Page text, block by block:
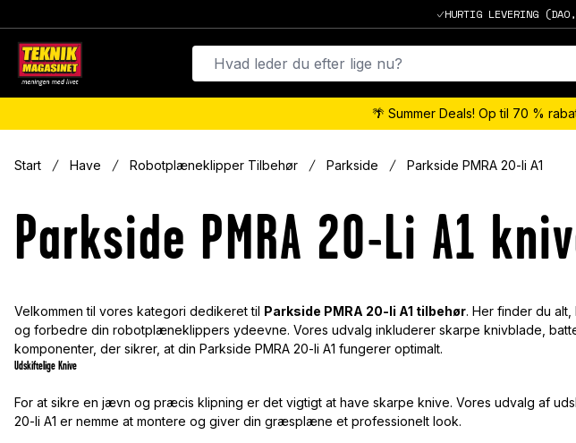
HURTIG LEVERING
🌴 Summer Deals! Op til 70 %
Start Have Robotplæneklipper Tilbehør Parkside Parkside PMRA 20-li A1
Parkside PMRA 20-Li A1
Velkommen til vores kategori dedikeret til Parkside PMRA 20-li A1 tilbehør. Her finder du
og forbedre din robotplæneklippers ydeevne. Vores udvalg inkluderer skarpe knivblade,
komponenter, der sikrer, at din Parkside PMRA 20-li A1 fungerer optimalt.
Udskiftelige Knive
For at sikre en jævn og præcis klipning er det vigtigt at have skarpe knive. Vores udvalg af
20-li A1 er nemme at montere og giver din græsplæne et professionelt look.